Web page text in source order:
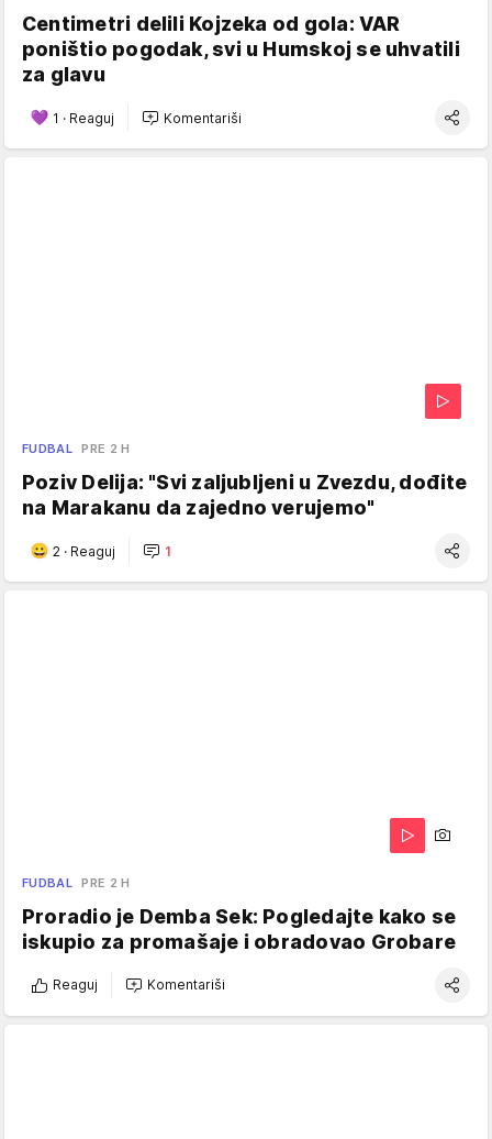
Centimetri delili Kojzeka od gola: VAR
poništio pogodak, svi u Humskoj se uhvatili
za glavu
1 · Reaguj Komentariši
FUDBAL PRE 2 H
Poziv Delija: "Svi zaljubljeni u Zvezdu, dođite
na Marakanu da zajedno verujemo"
2 · Reaguj 1
FUDBAL PRE 2 H
Proradio je Demba Sek: Pogledajte kako se
iskupio za promašaje i obradovao Grobare
Reaguj Komentariši